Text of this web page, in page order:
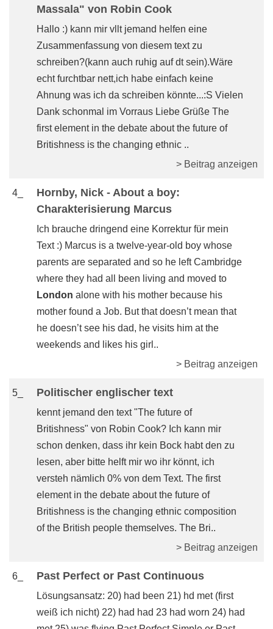
Massala" von Robin Cook
Hallo :) kann mir vllt jemand helfen eine
Zusammenfassung von diesem text zu
schreiben?(kann auch ruhig auf dt sein).Wäre
echt furchtbar nett,ich habe einfach keine
Ahnung was ich da schreiben könnte...:S Vielen
Dank schonmal im Vorraus Liebe Grüße The
first element in the debate about the future of
Britishness is the changing ethnic ..
> Beitrag anzeigen
4_
Hornby, Nick - About a boy:
Charakterisierung Marcus
Ich brauche dringend eine Korrektur für mein
Text :) Marcus is a twelve-year-old boy whose
parents are separated and so he left Cambridge
where they had all been living and moved to
London alone with his mother because his
mother found a Job. But that doesn’t mean that
he doesn’t see his dad, he visits him at the
weekends and likes his girl..
> Beitrag anzeigen
5_ Politischer englischer text
kennt jemand den text "The future of
Britishness" von Robin Cook? Ich kann mir
schon denken, dass ihr kein Bock habt den zu
lesen, aber bitte helft mir wo ihr könnt, ich
versteh nämlich 0% von dem Text. The first
element in the debate about the future of
Britishness is the changing ethnic composition
of the British people themselves. The Bri..
> Beitrag anzeigen
6_ Past Perfect or Past Continuous
Lösungsansatz: 20) had been 21) hd met (first
weiß ich nicht) 22) had had 23 had worn 24) had